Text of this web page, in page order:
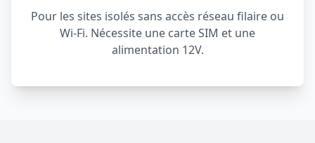
Pour les sites isolés sans accès réseau filaire ou
Wi-Fi. Nécessite une carte SIM et une
alimentation 12V.